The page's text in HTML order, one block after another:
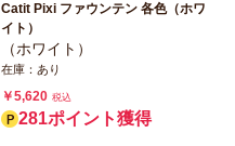
Catit Pixi ファウンテン 各色（ホワ
イト）
（ホワイト）
在庫：あり
￥5,620 税込
281ポイント獲得